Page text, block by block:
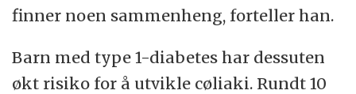
finner noen sammenheng, forteller han.
Barn med type 1-diabetes har dessuten
økt risiko for å utvikle cøliaki. Rundt 10